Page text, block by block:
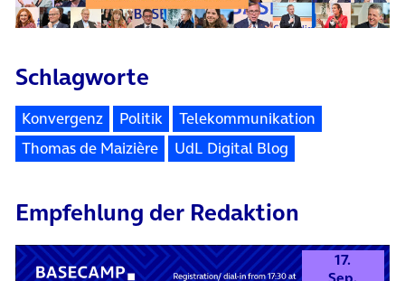
Schlagworte
Konvergenz Politik
Telekommunikation
Thomas de Maizière
UdL Digital Blog
Empfehlung der Redaktion
17.